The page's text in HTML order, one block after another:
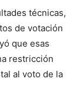
técnicas,
de votación
que esas
restricción
al voto de la